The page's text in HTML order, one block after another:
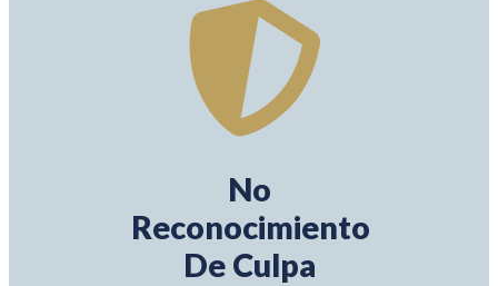
No
Reconocimiento
De Culpa